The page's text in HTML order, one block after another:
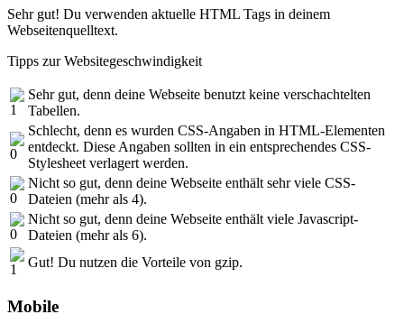
Sehr gut! Du verwenden aktuelle HTML Tags in deinem
Webseitenquelltext.
Tipps zur Websitegeschwindigkeit
Sehr gut, denn deine Webseite benutzt keine verschachtelten
Tabellen.
Schlecht, denn es wurden CSS-Angaben in HTML-Elementen
entdeckt. Diese Angaben sollten in ein entsprechendes CSS-
Stylesheet verlagert werden.
Nicht so gut, denn deine Webseite enthält sehr viele CSS-
Dateien (mehr als 4).
Nicht so gut, denn deine Webseite enthält viele Javascript-
Dateien (mehr als 6).
Gut! Du nutzen die Vorteile von gzip.
Mobile